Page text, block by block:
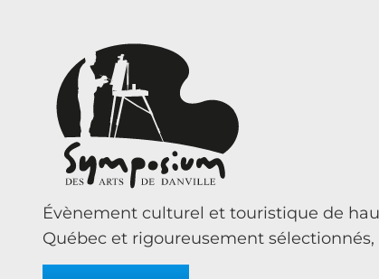
Évènement culturel et touristique de
Québec et rigoureusement